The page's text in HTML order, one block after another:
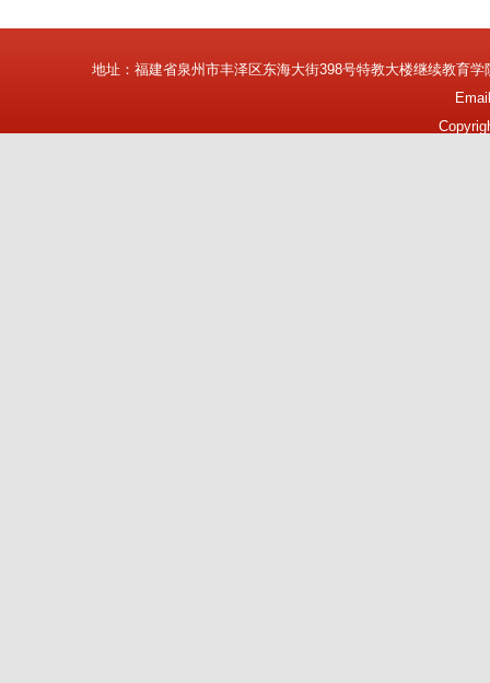
地址：福建省泉州市丰泽区东海大街398号特教大楼继续教育学